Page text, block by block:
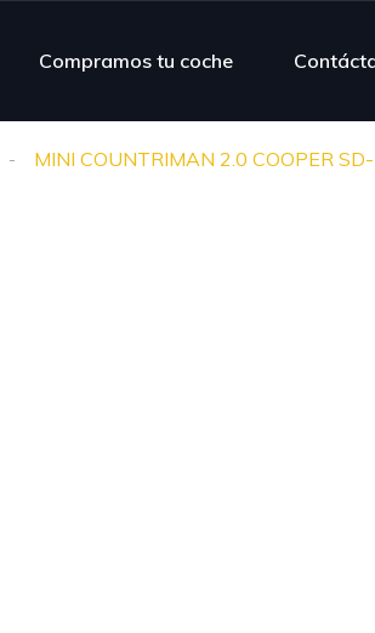
Compramos tu coche
MINI COUNTRIMAN 2.0 COOPER